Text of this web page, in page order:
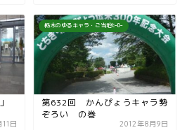
日
栃木のゆるキャラ・ご当地ﾋｰﾛｰ
第632回 かんぴょうキャラ勢
ぞろい の巻
2012年8月9日